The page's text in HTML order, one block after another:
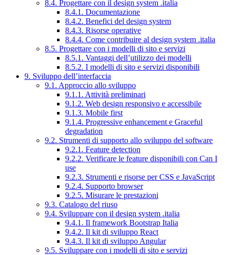
8.4. Progettare con il design system .italia
8.4.1. Documentazione
8.4.2. Benefici del design system
8.4.3. Risorse operative
8.4.4. Come contribuire al design system .italia
8.5. Progettare con i modelli di sito e servizi
8.5.1. Vantaggi dell’utilizzo dei modelli
8.5.2. I modelli di sito e servizi disponibili
9. Sviluppo dell’interfaccia
9.1. Approccio allo sviluppo
9.1.1. Attività preliminari
9.1.2. Web design responsivo e accessibile
9.1.3. Mobile first
9.1.4. Progressive enhancement e Graceful
degradation
9.2. Strumenti di supporto allo sviluppo del software
9.2.1. Feature detection
9.2.2. Verificare le feature disponibili con Can I
use
9.2.3. Strumenti e risorse per CSS e JavaScript
9.2.4. Supporto browser
9.2.5. Misurare le prestazioni
9.3. Catalogo del riuso
9.4. Sviluppare con il design system .italia
9.4.1. Il framework Bootstrap Italia
9.4.2. Il kit di sviluppo React
9.4.3. Il kit di sviluppo Angular
9.5. Sviluppare con i modelli di sito e servizi